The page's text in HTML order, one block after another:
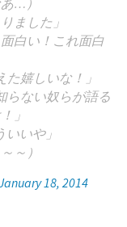
…）
ました」
白い！これ面白
嬉しいな！」
らない奴らが語る
」
いや」
～）
18, 2014